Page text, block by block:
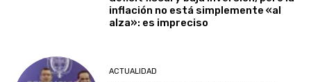
inflación no está simplemente «al
alza»: es impreciso
ACTUALIDAD